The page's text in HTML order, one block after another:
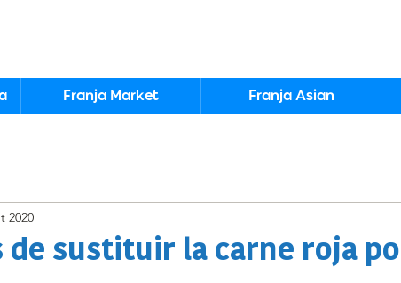
Franja Market Franja Asian
de sustituir la carne roja
2020